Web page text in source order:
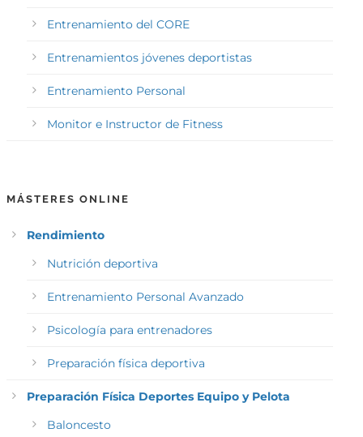
Entrenamiento del CORE
Entrenamientos jóvenes deportistas
Entrenamiento Personal
Monitor e Instructor de Fitness
MÁSTERES ONLINE
Rendimiento
Nutrición deportiva
Entrenamiento Personal Avanzado
Psicología para entrenadores
Preparación física deportiva
Preparación Física Deportes Equipo y Pelota
Baloncesto